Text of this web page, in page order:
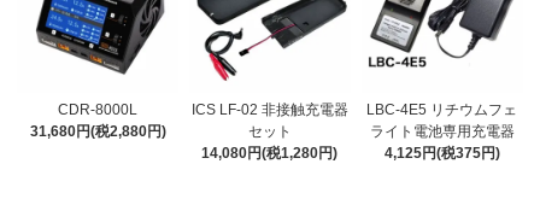
CDR-8000L
31,680円(税2,880円)
ICS LF-02 非接触充電器
セット
14,080円(税1,280円)
LBC-4E5 リチウムフェ
ライト電池専用充電器
4,125円(税375円)